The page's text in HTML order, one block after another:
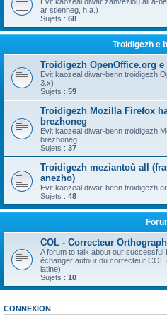
ar stlenneg, h.a.)
Sujets : 68
Troidigezh e
Troidigezh OpenOffice.org
Evit kaozeal diwar-benn troidigezh
3.x)
Sujets : 59
Troidigezh Mozilla Firefox
brezhoneg
Evit kaozeal diwar-benn troidigezh
brezhoneg
Sujets : 37
Troidigezh meziantoù all
anezho)
Evit kaozeal diwar-benn troidigezh
Sujets : 48
COL - Correcteur
A forum to talk about our
échanger autour du correcteur
latine).
Sujets : 18
CONNEXION